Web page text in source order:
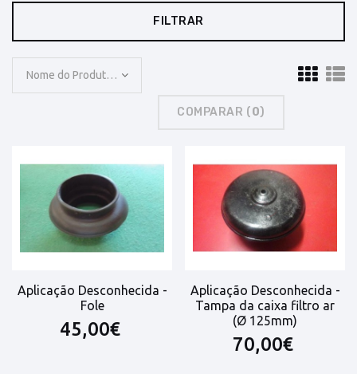
FILTRAR
Nome do Produto: A a Z
COMPARAR (0)
Aplicação Desconhecida -
Fole
45,00€
Aplicação Desconhecida -
Tampa da caixa filtro ar
(Ø 125mm)
70,00€